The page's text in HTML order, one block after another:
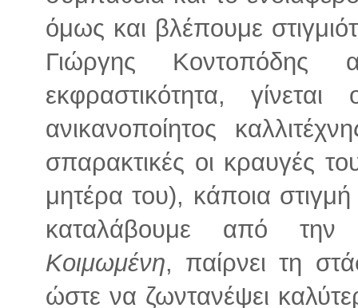
όμως και βλέπουμε
Γιώργης Κοντοπόδης
εκφραστικότητα,
ανικανοποίητος
σπαρακτικές οι κραυγές
μητέρα του), κάποια
καταλάβουμε από την
Κοιμωμένη, παίρνει τη
ώστε να ζωντανέψει